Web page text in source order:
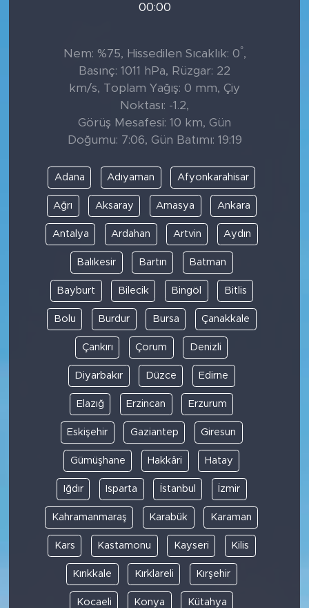
00:00
Nem: %75, Hissedilen Sıcaklık: 0°,
Basınç: 1011 hPa, Rüzgar: 22
km/s, Toplam Yağış: 0 mm, Çiy
Noktası: -1.2,
Görüş Mesafesi: 10 km, Gün
Doğumu: 7:06, Gün Batımı: 19:19
Adana Adıyaman Afyonkarahisar
Ağrı Aksaray Amasya Ankara
Antalya Ardahan Artvin Aydın
Balıkesir Bartın Batman
Bayburt Bilecik Bingöl Bitlis
Bolu Burdur Bursa Çanakkale
Çankırı Çorum Denizli
Diyarbakır Düzce Edirne
Elazığ Erzincan Erzurum
Eskişehir Gaziantep Giresun
Gümüşhane Hakkâri Hatay
Iğdır Isparta İstanbul İzmir
Kahramanmaraş Karabük Karaman
Kars Kastamonu Kayseri Kilis
Kırıkkale Kırklareli Kırşehir
Kocaeli Konya Kütahya